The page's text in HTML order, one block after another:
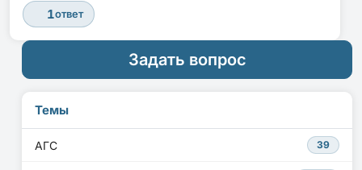
1ответ
Задать вопрос
Темы
АГС 39